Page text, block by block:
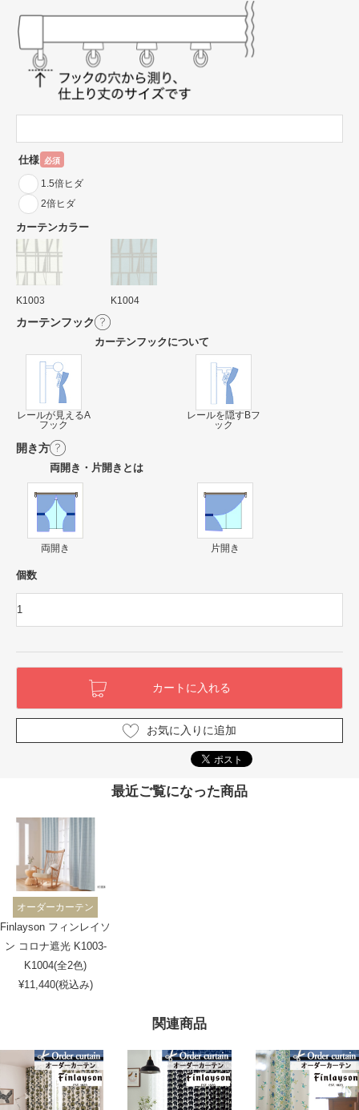
仕様 必須
1.5倍ヒダ
2倍ヒダ
カーテンカラー
K1003 K1004
カーテンフック
カーテンフックについて
レールが見えるA
フック
レールを隠すBフ
ック
開き方
両開き・片開きとは
両開き 片開き
個数
お気に入りに追加
関連商品
最近ご覧になった商品
オーダーカーテン
Finlayson フィンレイソ
ン コロナ遮光 K1003-
K1004(全2色)
¥11,440(税込み)